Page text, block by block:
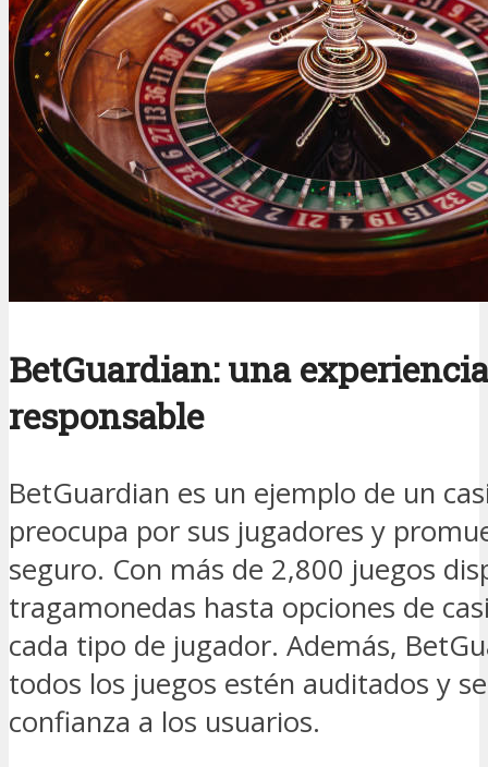
BetGuardian: una
responsable
BetGuardian es un ejemplo de un
preocupa por sus jugadores y
seguro. Con más de 2,800 juegos
tragamonedas hasta opciones de
cada tipo de jugador. Además,
todos los juegos estén auditados y
confianza a los usuarios.